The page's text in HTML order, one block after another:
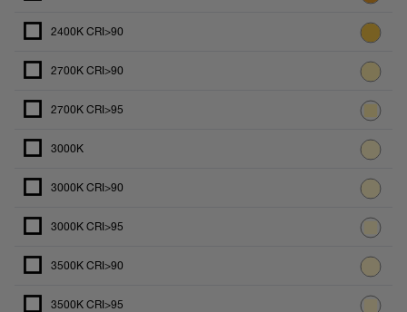
2400K CRI>90
2700K CRI>90
2700K CRI>95
3000K
3000K CRI>90
3000K CRI>95
3500K CRI>90
3500K CRI>95